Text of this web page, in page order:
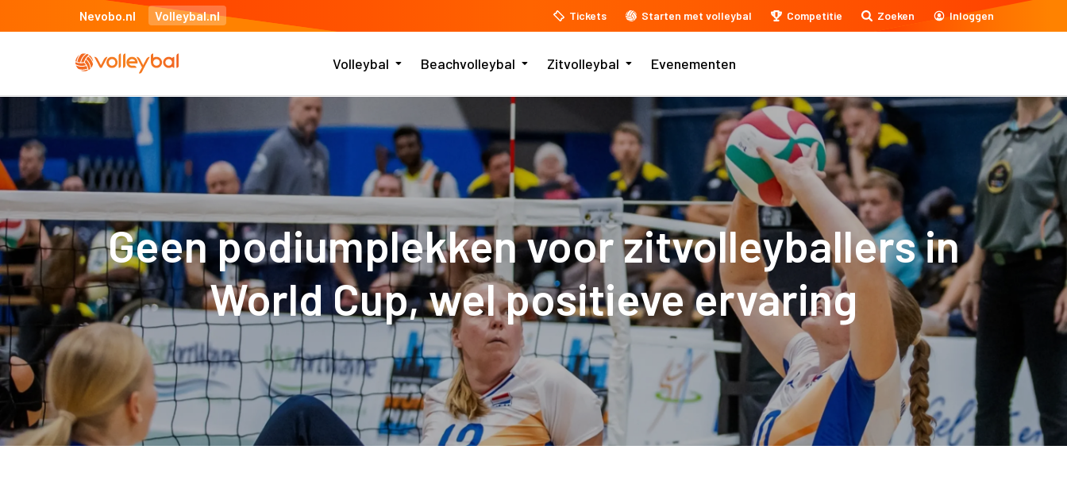
Nevobo.nl Volleybal.nl Tickets Starten met volleybal Competitie Zoeken Inloggen
Volleybal Beachvolleybal Zitvolleybal Evenementen
Geen podiumplekken voor zitvolleyballers in
World Cup, wel positieve ervaring